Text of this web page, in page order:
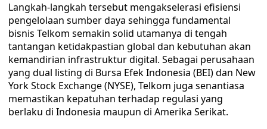
Langkah-langkah tersebut mengakselerasi efisiensi
pengelolaan sumber daya sehingga fundamental
bisnis Telkom semakin solid utamanya di tengah
tantangan ketidakpastian global dan kebutuhan akan
kemandirian infrastruktur digital. Sebagai perusahaan
yang dual listing di Bursa Efek Indonesia (BEI) dan New
York Stock Exchange (NYSE), Telkom juga senantiasa
memastikan kepatuhan terhadap regulasi yang
berlaku di Indonesia maupun di Amerika Serikat.